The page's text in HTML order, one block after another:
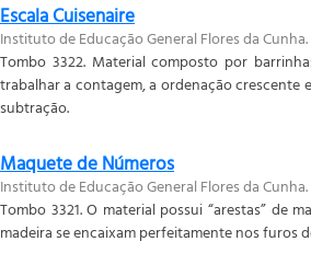
Escala Cuisenaire
Instituto de Educação General Flores da
Tombo 3322. Material composto por
trabalhar a contagem, a ordenação crescente
subtração.
Maquete de Números
Instituto de Educação General Flores da
Tombo 3321. O material possui “arestas” de
madeira se encaixam perfeitamente nos furos